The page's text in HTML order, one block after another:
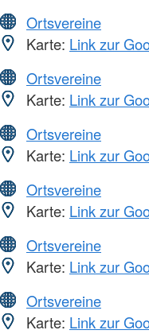
Ortsvereine
Karte: Link zur
Ortsvereine
Karte: Link zur
Ortsvereine
Karte: Link zur
Ortsvereine
Karte: Link zur
Ortsvereine
Karte: Link zur
Ortsvereine
Karte: Link zur